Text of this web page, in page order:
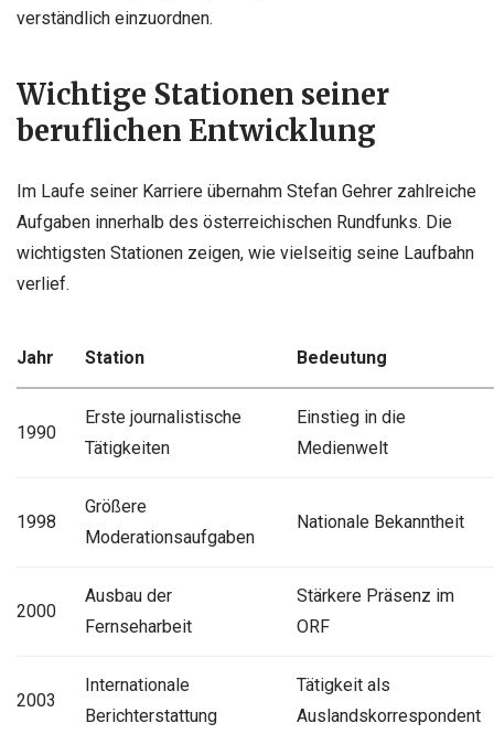
verständlich einzuordnen.
Wichtige Stationen seiner
beruflichen Entwicklung
Im Laufe seiner Karriere übernahm Stefan Gehrer zahlreiche
Aufgaben innerhalb des österreichischen Rundfunks. Die
wichtigsten Stationen zeigen, wie vielseitig seine Laufbahn
verlief.
Jahr Station Bedeutung
1990
Erste journalistische
Tätigkeiten
Einstieg in die
Medienwelt
1998
Größere
Moderationsaufgaben
Nationale Bekanntheit
2000
Ausbau der
Fernseharbeit
Stärkere Präsenz im
ORF
2003
Internationale
Berichterstattung
Tätigkeit als
Auslandskorrespondent